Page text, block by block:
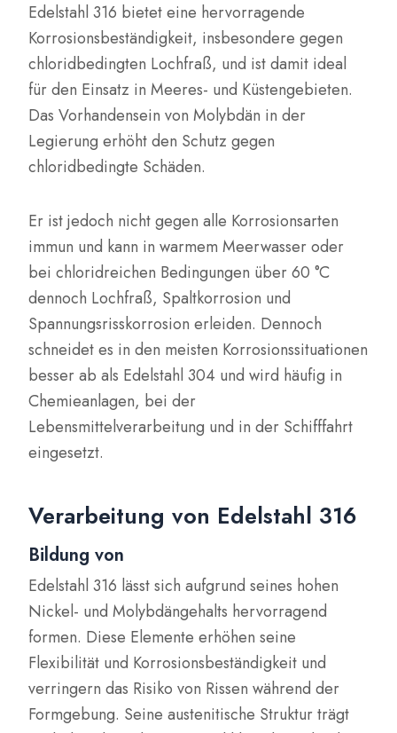
Edelstahl 316 bietet eine hervorragende
Korrosionsbeständigkeit, insbesondere gegen
chloridbedingten Lochfraß, und ist damit ideal
für den Einsatz in Meeres- und Küstengebieten.
Das Vorhandensein von Molybdän in der
Legierung erhöht den Schutz gegen
chloridbedingte Schäden.
Er ist jedoch nicht gegen alle Korrosionsarten
immun und kann in warmem Meerwasser oder
bei chloridreichen Bedingungen über 60 °C
dennoch Lochfraß, Spaltkorrosion und
Spannungsrisskorrosion erleiden. Dennoch
schneidet es in den meisten Korrosionssituationen
besser ab als Edelstahl 304 und wird häufig in
Chemieanlagen, bei der
Lebensmittelverarbeitung und in der Schifffahrt
eingesetzt.
Verarbeitung von Edelstahl 316
Bildung von
Edelstahl 316 lässt sich aufgrund seines hohen
Nickel- und Molybdängehalts hervorragend
formen. Diese Elemente erhöhen seine
Flexibilität und Korrosionsbeständigkeit und
verringern das Risiko von Rissen während der
Formgebung. Seine austenitische Struktur trägt